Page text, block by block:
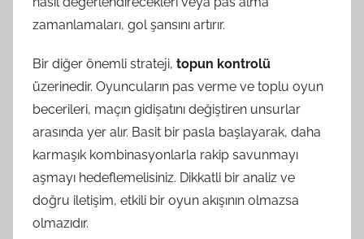
zamanlamaları, gol şansını artırır.
Bir diğer önemli strateji, topun kontrolü
üzerinedir. Oyuncuların pas verme ve toplu oyun
becerileri, maçın gidişatını değiştiren unsurlar
arasında yer alır. Basit bir pasla başlayarak, daha
karmaşık kombinasyonlarla rakip savunmayı
aşmayı hedeflemelisiniz. Dikkatli bir analiz ve
doğru iletişim, etkili bir oyun akışının olmazsa
olmazıdır.